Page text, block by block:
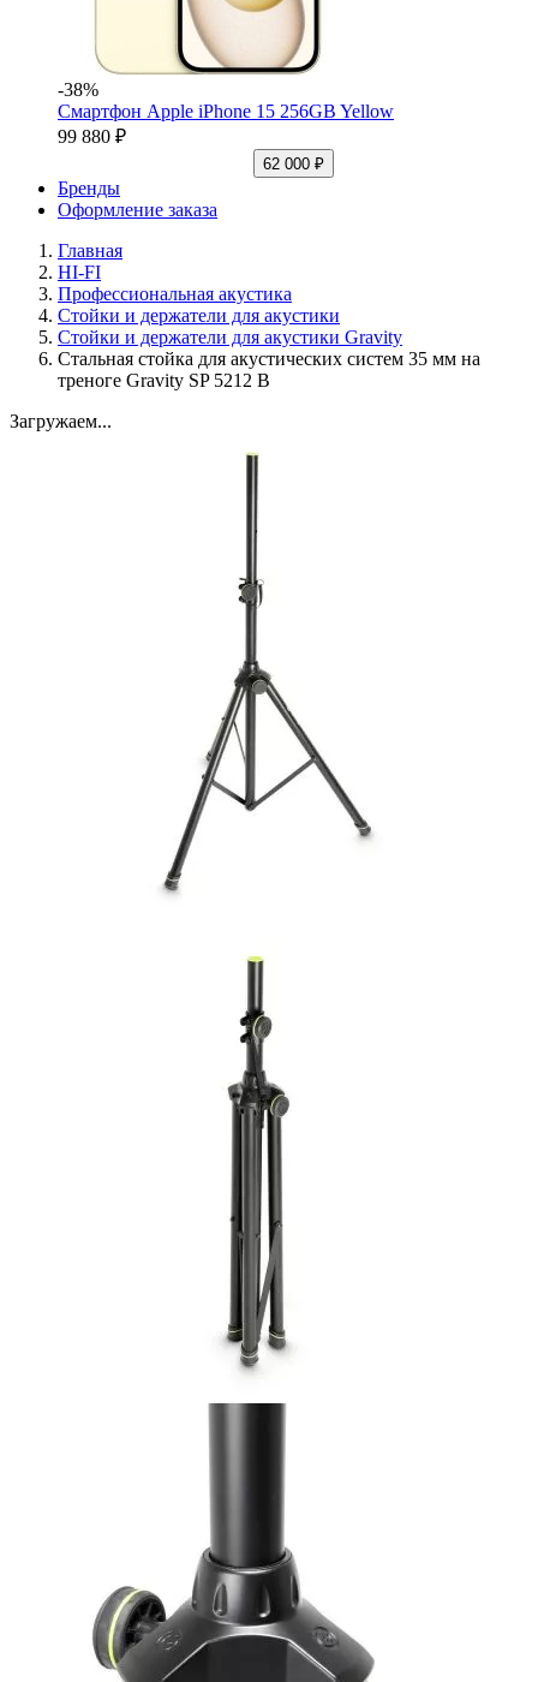
-38%
Смартфон Apple iPhone 15 256GB Yellow
99 880 ₽
62 000 ₽
Бренды
Оформление заказа
Главная
HI-FI
Профессиональная акустика
Стойки и держатели для акустики
Стойки и держатели для акустики Gravity
Стальная стойка для акустических систем 35 мм на
треноге Gravity SP 5212 B
Загружаем...